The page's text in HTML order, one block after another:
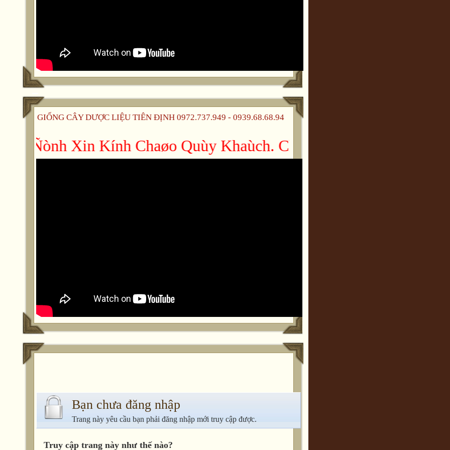
GIỐNG CÂY DƯỢC LIỆU TIÊN ĐỊNH 0972.737.949 - 0939.68.68.94
Ñònh Xin Kính Chaøo Quùy Khaùch. Chuùc gheù thaêm vui veû!!
Bạn chưa đăng nhập
Trang này yêu cầu bạn phải đăng nhập mới truy cập được.
Truy cập trang này như thế nào?